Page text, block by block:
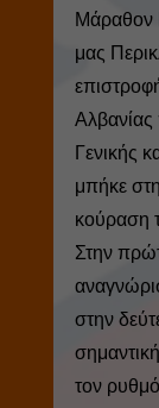
Μάραθον
μας
Αλβανίας
Γενικής
μπήκε
κούραση
Στην
στην
τον